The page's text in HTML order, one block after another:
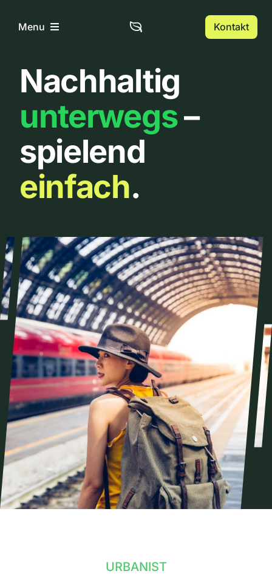
InhaltMenu
Home
Über uns
Urbanlist
Kontakt
Nachhaltig
unterwegs–
spielend
einfach.
URBANIST